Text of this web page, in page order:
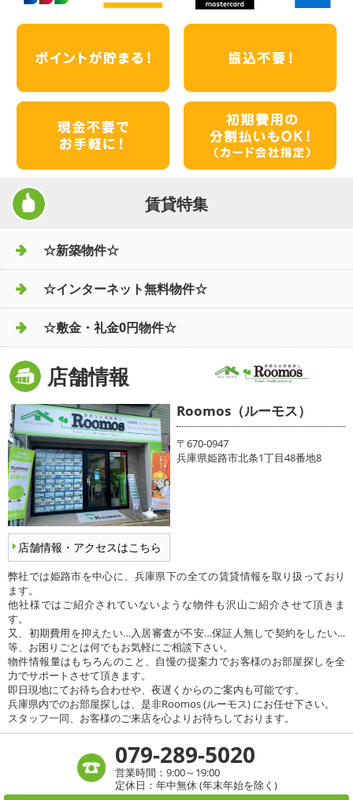
賃貸特集
☆新築物件☆
☆インターネット無料物件☆
☆敷金・礼金0円物件☆
店舗情報
店舗情報・アクセスはこちら
Roomos（ルーモス）
〒670-0947
兵庫県姫路市北条1丁目48番地8
弊社では姫路市を中心に、兵庫県下の全ての賃貸情報を取り扱っており
ます。
他社様ではご紹介されていないような物件も沢山ご紹介させて頂きま
す。
又、初期費用を抑えたい…入居審査が不安…保証人無しで契約をしたい…
等、お困りごとは何でもお気軽にご相談下さい。
物件情報量はもちろんのこと、自慢の提案力でお客様のお部屋探しを全
力でサポートさせて頂きます。
即日現地にてお待ち合わせや、夜遅くからのご案内も可能です。
兵庫県内でのお部屋探しは、是非Roomos (ルーモス) にお任せ下さい。
スタッフ一同、お客様のご来店を心よりお待ちしております。
079-289-5020
営業時間：9:00～19:00
定休日：年中無休 (年末年始を除く)